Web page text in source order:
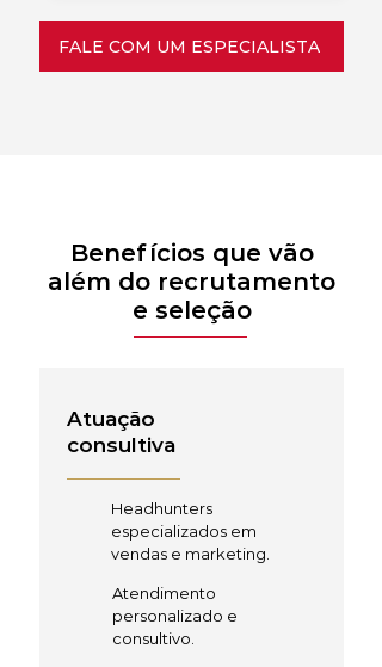
FALE COM UM ESPECIALISTA
Benefícios que vão
além do recrutamento
e seleção
Atuação
consultiva
Headhunters
especializados em
vendas e marketing.
Atendimento
personalizado e
consultivo.